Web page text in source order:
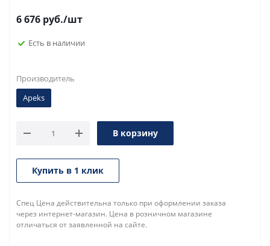
6 676 руб./шт
Есть в наличии
Производитель
Apeks
В корзину
Купить в 1 клик
Спец Цена действительна только при оформлении заказа
через интернет-магазин. Цена в розничном магазине
отличаться от заявленной на сайте.